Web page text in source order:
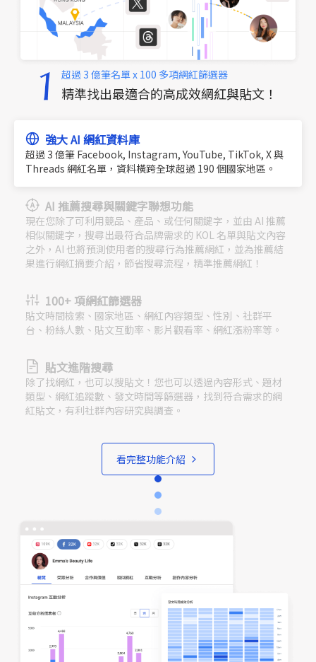
超過 3 億筆名單 x 100 多項網紅篩選器
精準找出最適合的高成效網紅與貼文！
強大 AI 網紅資料庫
超過 3 億筆 Facebook, Instagram, YouTube, TikTok, X 與
Threads 網紅名單，資料橫跨全球超過 190 個國家地區。
AI 推薦搜尋與關鍵字聯想功能
現在您除了可利用競品、產品、或任何關鍵字，並由 AI 推薦
相似關鍵字，搜尋出最符合品牌需求的 KOL 名單與貼文內容
之外，AI 也將預測使用者的搜尋行為推薦網紅，並為推薦結
果進行網紅摘要介紹，節省搜尋流程，精準推薦網紅！
100+ 項網紅篩選器
貼文時間檢索、國家地區、網紅內容類型、性別、社群平
台、粉絲人數、貼文互動率、影片觀看率、網紅漲粉率等。
貼文進階搜尋
除了找網紅，也可以搜貼文！您也可以透過內容形式、題材
類型、網紅追蹤數、發文時間等篩選器，找到符合需求的網
紅貼文，有利社群內容研究與調查。
看完整功能介紹